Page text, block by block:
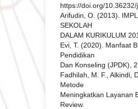
https://doi.org/
Arifudin, O. (2013).
SEKOLAH
DALAM KURIKULUM
Evi, T. (2020). Manfaat
Pendidikan
Dan Konseling (JPDK),
Fadhilah, M. F., Alkindi,
Metode
Meningkatkan Layanan
Review.